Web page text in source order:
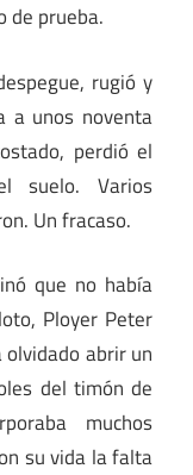
de prueba.
rugió y
a unos noventa
perdió el
suelo. Varios
Un fracaso.
que no había
Ployer Peter
abrir un
del timón de
muchos
su vida la falta